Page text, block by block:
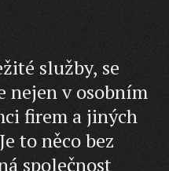
služby, se
nejen v osobním
firem a jiných
to něco bez
společnost